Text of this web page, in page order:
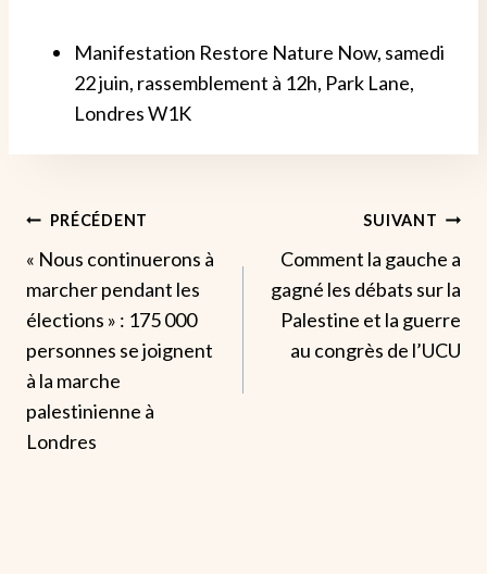
Manifestation Restore Nature Now, samedi
22 juin, rassemblement à 12h, Park Lane,
Londres W1K
Navigation
De
L’article
PRÉCÉDENT
« Nous continuerons à
marcher pendant les
élections » : 175 000
personnes se joignent
à la marche
palestinienne à
Londres
SUIVANT
Comment la gauche a
gagné les débats sur la
Palestine et la guerre
au congrès de l’UCU